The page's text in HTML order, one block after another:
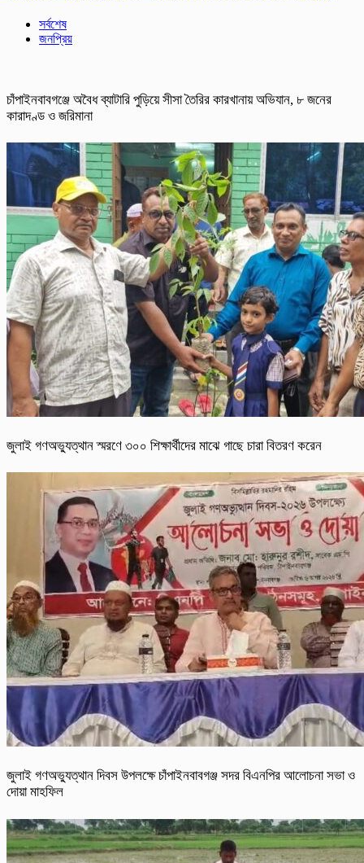
সর্বশেষ
জনপ্রিয়
চাঁপাইনবাবগঞ্জে অবৈধ ব্যাটারি পুড়িয়ে সীসা তৈরির কারখানায় অভিযান, ৮ জনের
কারাদণ্ড ও জরিমানা
জুলাই গণঅভ্যুত্থান স্মরণে ৩০০ শিক্ষার্থীদের মাঝে গাছে চারা বিতরণ করেন
জুলাই গণঅভ্যুত্থান দিবস উপলক্ষে চাঁপাইনবাবগঞ্জ সদর বিএনপির আলোচনা সভা ও
দোয়া মাহফিল